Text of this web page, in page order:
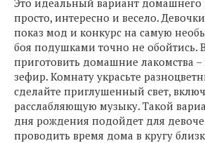
просто, интересно и весело.
показ мод и конкурс на самую
боя подушками точно не обойтись.
приготовить домашние лакомства –
зефир. Комнату украсьте
сделайте приглушенный свет,
расслабляющую музыку. Такой
дня рождения подойдет для
проводить время дома в кругу